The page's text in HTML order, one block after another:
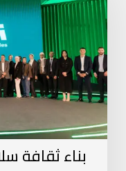
بناء ثقافة